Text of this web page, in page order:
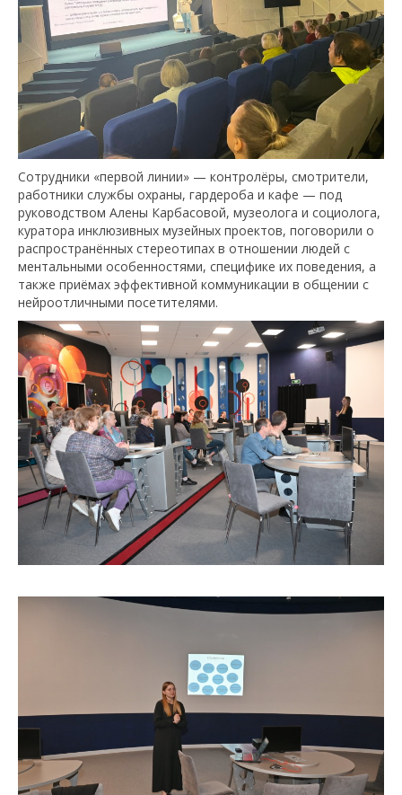
Сотрудники «первой линии» — контролёры, смотрители,
работники службы охраны, гардероба и кафе — под
руководством Алены Карбасовой, музеолога и социолога,
куратора инклюзивных музейных проектов, поговорили о
распространённых стереотипах в отношении людей с
ментальными особенностями, специфике их поведения, а
также приёмах эффективной коммуникации в общении с
нейроотличными посетителями.